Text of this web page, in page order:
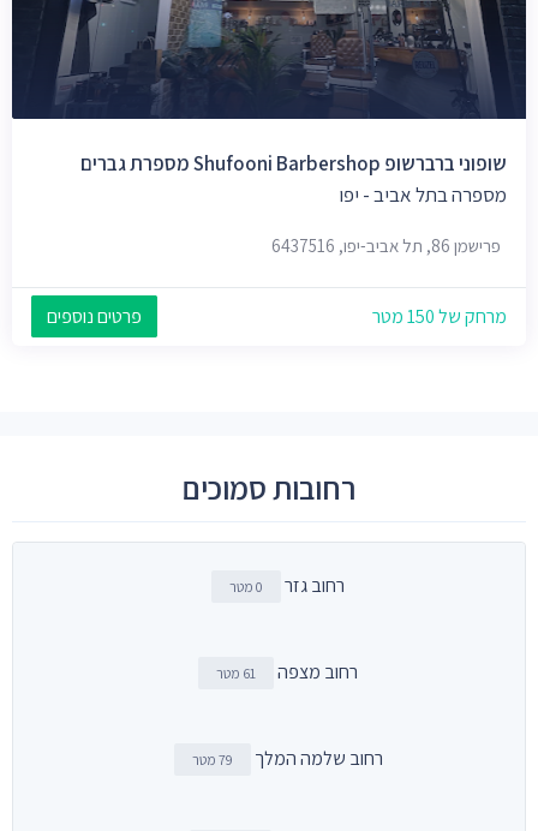
שופוני ברברשופ Shufooni Barbershop מספרת גברים
מספרה בתל אביב - יפו
פרישמן 86, תל אביב-יפו, 6437516
מרחק של 150 מטר פרטים נוספים
רחובות סמוכים
רחוב גזר 0 מטר
רחוב מצפה 61 מטר
רחוב שלמה המלך 79 מטר